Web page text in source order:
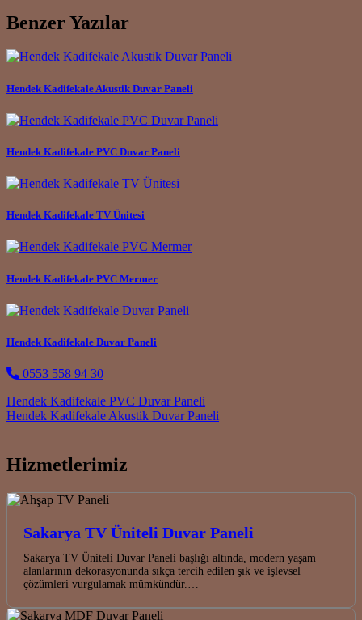
Benzer Yazılar
Hendek Kadifekale Akustik Duvar Paneli
Hendek Kadifekale PVC Duvar Paneli
Hendek Kadifekale TV Ünitesi
Hendek Kadifekale PVC Mermer
Hendek Kadifekale Duvar Paneli
0553 558 94 30
Post navigation
Hendek Kadifekale PVC Duvar Paneli
Hendek Kadifekale Akustik Duvar Paneli
Hizmetlerimiz
Sakarya TV Üniteli Duvar Paneli
Sakarya TV Üniteli Duvar Paneli başlığı altında, modern yaşam
alanlarının dekorasyonunda sıkça tercih edilen şık ve işlevsel
çözümleri vurgulamak mümkündür.…